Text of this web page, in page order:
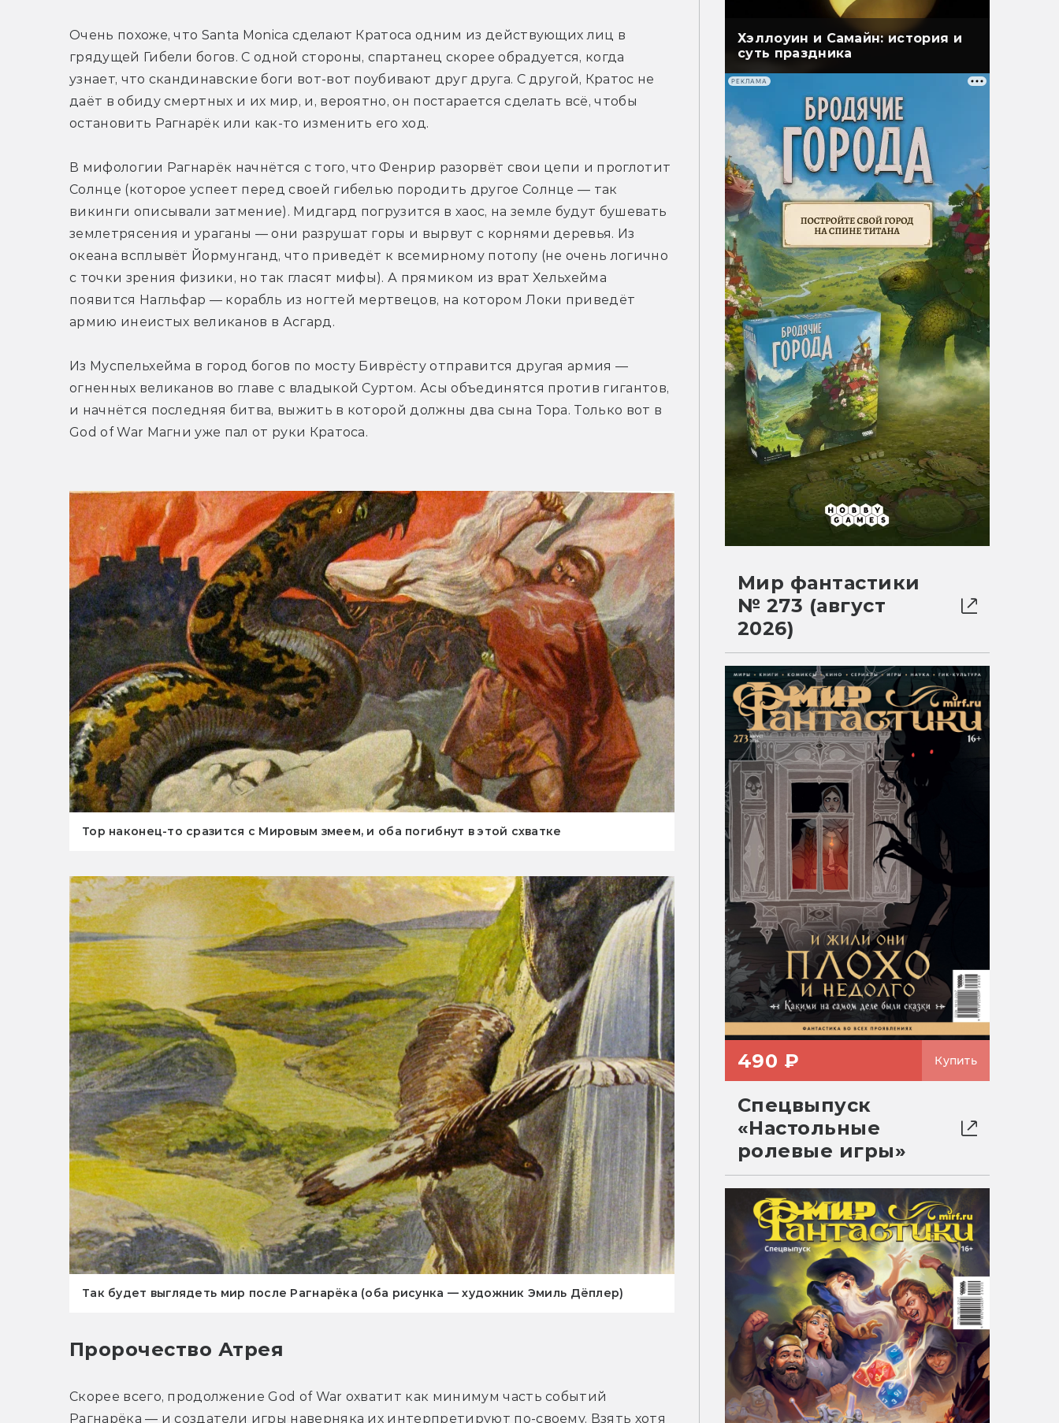
Очень похоже, что Santa Monica сделают Кратоса одним из действующих лиц в
грядущей Гибели богов. С одной стороны, спартанец скорее обрадуется, когда
узнает, что скандинавские боги вот-вот поубивают друг друга. С другой, Кратос не
даёт в обиду смертных и их мир, и, вероятно, он постарается сделать всё, чтобы
остановить Рагнарёк или как-то изменить его ход.
В мифологии Рагнарёк начнётся с того, что Фенрир разорвёт свои цепи и проглотит
Солнце (которое успеет перед своей гибелью породить другое Солнце — так
викинги описывали затмение). Мидгард погрузится в хаос, на земле будут бушевать
землетрясения и ураганы — они разрушат горы и вырвут с корнями деревья. Из
океана всплывёт Йормунганд, что приведёт к всемирному потопу (не очень логично
с точки зрения физики, но так гласят мифы). А прямиком из врат Хельхейма
появится Нагльфар — корабль из ногтей мертвецов, на котором Локи приведёт
армию инеистых великанов в Асгард.
Из Муспельхейма в город богов по мосту Биврёсту отправится другая армия —
огненных великанов во главе с владыкой Суртом. Асы объединятся против гигантов,
и начнётся последняя битва, выжить в которой должны два сына Тора. Только вот в
God of War Магни уже пал от руки Кратоса.
Тор наконец-то сразится с Мировым змеем, и оба погибнут в этой схватке
Так будет выглядеть мир после Рагнарёка (оба рисунка — художник Эмиль Дёплер)
Пророчество Атрея
Скорее всего, продолжение God of War охватит как минимум часть событий
Рагнарёка — и создатели игры наверняка их интерпретируют по-своему. Взять хотя
Хэллоуин и Самайн: история и
суть праздника
РЕКЛАМА
Мир фантастики
№ 273 (август
2026)
490 ₽ Купить
Спецвыпуск
«Настольные
ролевые игры»